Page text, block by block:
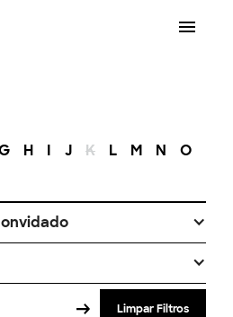
H I J K L M N O
Limpar Filtros